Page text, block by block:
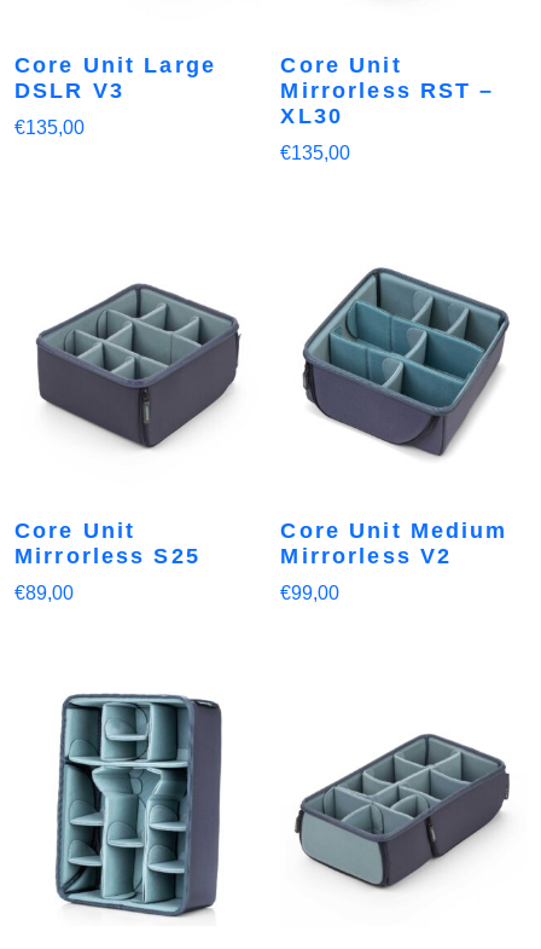
Core Unit Large
DSLR V3
€135,00
Core Unit
Mirrorless RST –
XL30
€135,00
Core Unit
Mirrorless S25
€89,00
Core Unit Medium
Mirrorless V2
€99,00